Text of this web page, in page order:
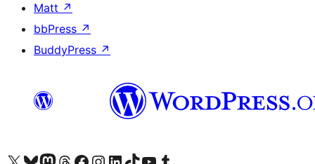
Matt ↗
bbPress ↗
BuddyPress ↗